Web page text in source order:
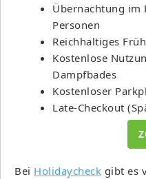
Übernachtung im
Personen
Reichhaltiges
Kostenlose
Dampfbades
Kostenloser
Late-Checkout
Bei Holidaycheck gibt es